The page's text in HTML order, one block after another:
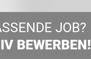
JOB?
BEWERBEN!